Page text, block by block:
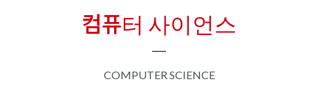
컴퓨터 사이언스
COMPUTER SCIENCE